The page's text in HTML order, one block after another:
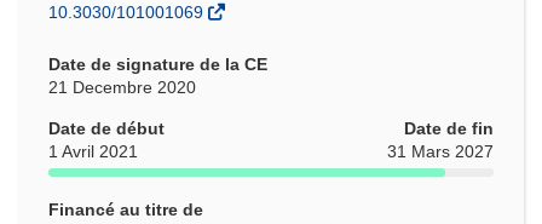
10.3030/101001069
Date de signature de la CE
21 Decembre 2020
Date de début
1 Avril 2021
Date de fin
31 Mars 2027
Financé au titre de